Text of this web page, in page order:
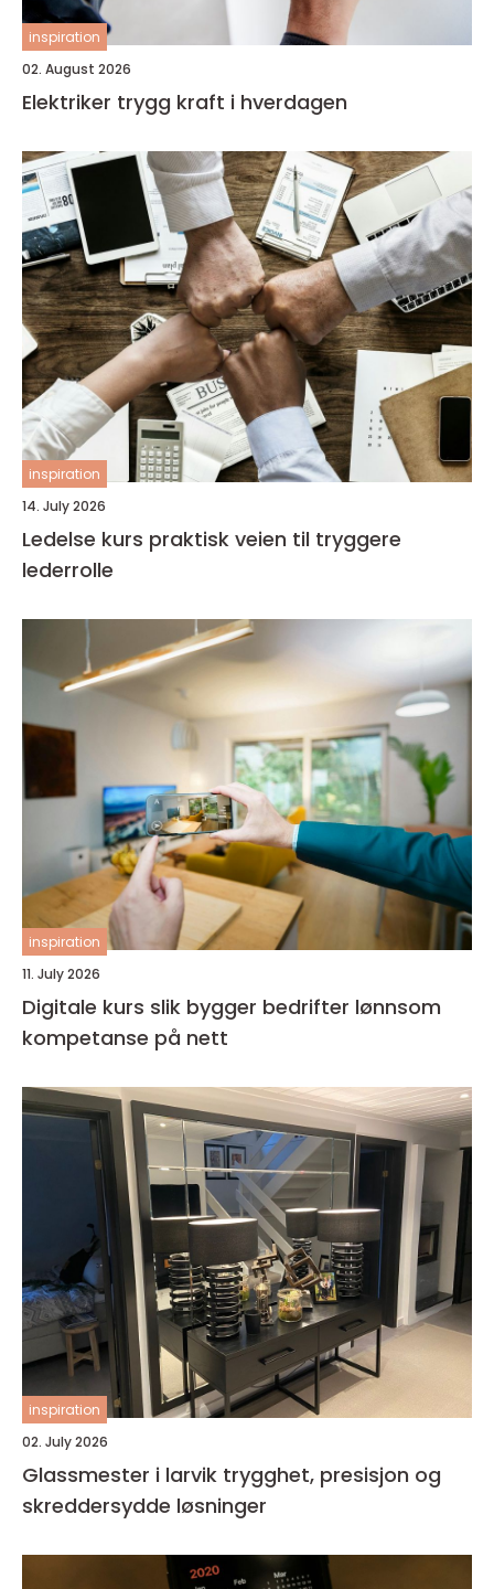
inspiration
02. August 2026
Elektriker trygg kraft i hverdagen
inspiration
14. July 2026
Ledelse kurs praktisk veien til tryggere
lederrolle
inspiration
11. July 2026
Digitale kurs slik bygger bedrifter lønnsom
kompetanse på nett
inspiration
02. July 2026
Glassmester i larvik trygghet, presisjon og
skreddersydde løsninger